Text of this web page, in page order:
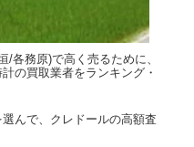
/各務原)で高く売るために、
の買取業者をランキング・
んで、クレドールの高額査